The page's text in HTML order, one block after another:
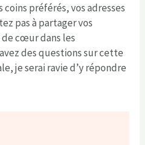
coins préférés, vos adresses
pas à partager vos
cœur dans les
des questions sur cette
je serai ravie d’y répondre